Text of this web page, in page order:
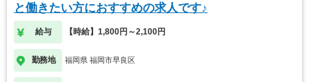
と働きたい方におすすめの求人です♪
給与 【時給】1,800円～2,100円
勤務地 福岡県 福岡市早良区